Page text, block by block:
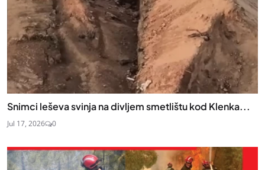
Snimci leševa svinja na divljem smetlištu kod Klenka...
Jul 17, 2026 0